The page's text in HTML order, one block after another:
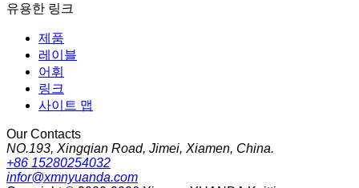
유용한 링크
제품
레이블
어휘
링크
사이트 맵
Our Contacts
NO.193, Xingqian Road, Jimei, Xiamen, China.
+86 15280254032
infor@xmnyuanda.com